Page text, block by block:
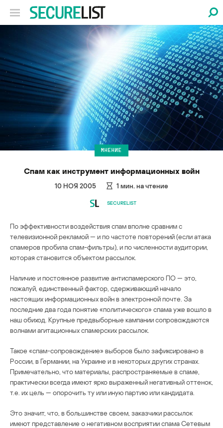
МНЕНИЕ
Спам как инструмент информационных войн
10 НОЯ 2005 1 мин. на чтение
SECURELIST
По эффективности воздействия спам вполне сравним с
телевизионной рекламой — и по частоте повторений (если атака
спамеров пробила спам-фильтры), и по численности аудитории,
которая становится объектом рассылок.
Наличие и постоянное развитие антиспамерского ПО — это,
пожалуй, единственный фактор, сдерживающий начало
настоящих информационных войн в электронной почте. За
последние два года понятие «политического» спама уже вошло в
наш обиход. Крупные предвыборные кампании сопровождаются
волнами агитационных спамерских рассылок.
Такое «спам-сопровождение» выборов было зафиксировано в
России, в Германии, на Украине и в некоторых других странах.
Примечательно, что материалы, распространяемые в спаме,
практически всегда имеют ярко выраженный негативный оттенок,
т.е. их цель — опорочить ту или иную партию или кандидата.
Это значит, что, в большинстве своем, заказчики рассылок
имеют представление о негативном восприятии спама Сетевым